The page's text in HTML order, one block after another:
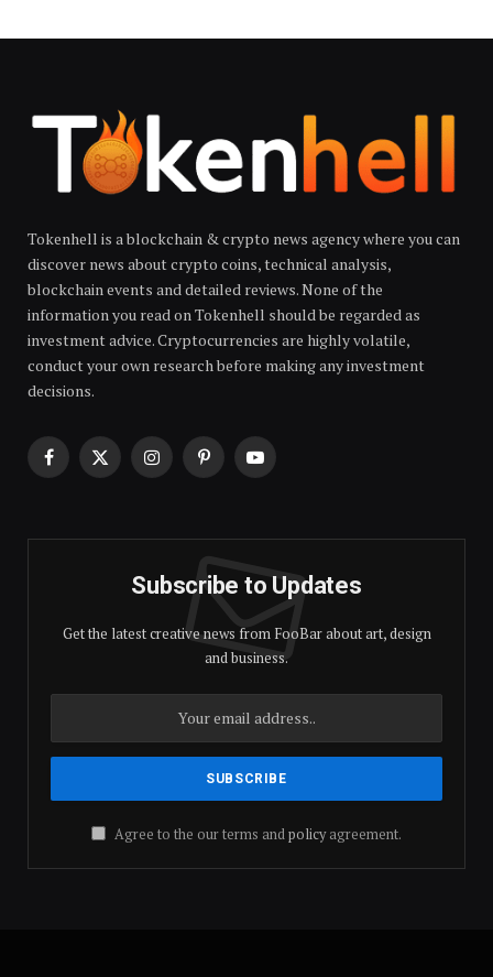
Tokenhell is a blockchain & crypto news agency where you can
discover news about crypto coins, technical analysis,
blockchain events and detailed reviews. None of the
information you read on Tokenhell should be regarded as
investment advice. Cryptocurrencies are highly volatile,
conduct your own research before making any investment
decisions.
Facebook
X
InstagramPinterestYouTube
Subscribe to Updates
Get the latest creative news from FooBar about art, design
and business.
Agree to the our terms andpolicyagreement.